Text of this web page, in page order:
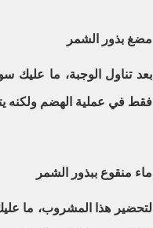
مضغ بذور الشمر
بعد تناول الوجبة، ما
فقط في عملية الهضم ولكنه
ماء منقوع ببذور الشمر
لتحضير هذا المشروب، ما